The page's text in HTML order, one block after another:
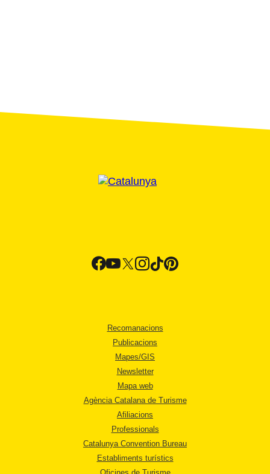
Recomanacions
Publicacions
Mapes/GIS
Newsletter
Mapa web
Agència Catalana de Turisme
Afiliacions
Professionals
Catalunya Convention Bureau
Establiments turístics